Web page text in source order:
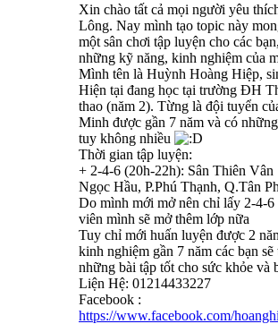
Xin chào tất cả mọi người yêu
Lông. Nay mình tạo topic này
một sân chơi tập luyện cho các
những kỹ năng, kinh nghiệm của
Mình tên là Huỳnh Hoàng Hiệp,
Hiện tại đang học tại trường ĐH
thao (năm 2). Từng là đội tuyển
Minh được gần 7 năm và có
tuy không nhiều
Thời gian tập luyện:
+ 2-4-6 (20h-22h): Sân Thiên Vân
Ngọc Hầu, P.Phú Thạnh, Q.Tân
Do mình mới mở nên chỉ lấy 2-4-6
viên mình sẽ mở thêm lớp nữa
Tuy chỉ mới huấn luyện được 2
kinh nghiệm gần 7 năm các bạn sẽ
những bài tập tốt cho sức khỏe và
Liện Hệ: 01214433227
Facebook :
https://www.facebook.com/